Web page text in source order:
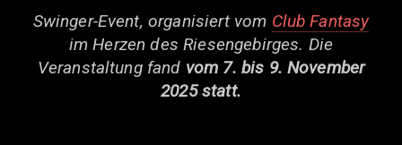
Swinger-Event, organisiert vom Club Fantasy
im Herzen des Riesengebirges. Die
Veranstaltung fand vom 7. bis 9. November
2025 statt.